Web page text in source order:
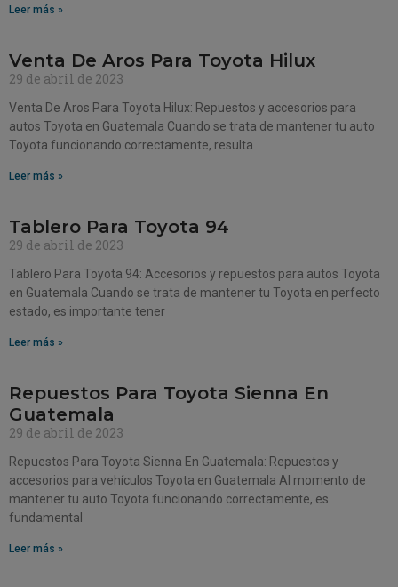
Leer más »
Venta De Aros Para Toyota Hilux
29 de abril de 2023
Venta De Aros Para Toyota Hilux: Repuestos y accesorios para
autos Toyota en Guatemala Cuando se trata de mantener tu auto
Toyota funcionando correctamente, resulta
Leer más »
Tablero Para Toyota 94
29 de abril de 2023
Tablero Para Toyota 94: Accesorios y repuestos para autos Toyota
en Guatemala Cuando se trata de mantener tu Toyota en perfecto
estado, es importante tener
Leer más »
Repuestos Para Toyota Sienna En
Guatemala
29 de abril de 2023
Repuestos Para Toyota Sienna En Guatemala: Repuestos y
accesorios para vehículos Toyota en Guatemala Al momento de
mantener tu auto Toyota funcionando correctamente, es
fundamental
Leer más »